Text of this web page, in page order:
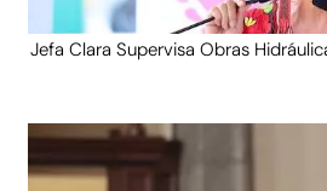
Jefa Clara Supervisa Obras